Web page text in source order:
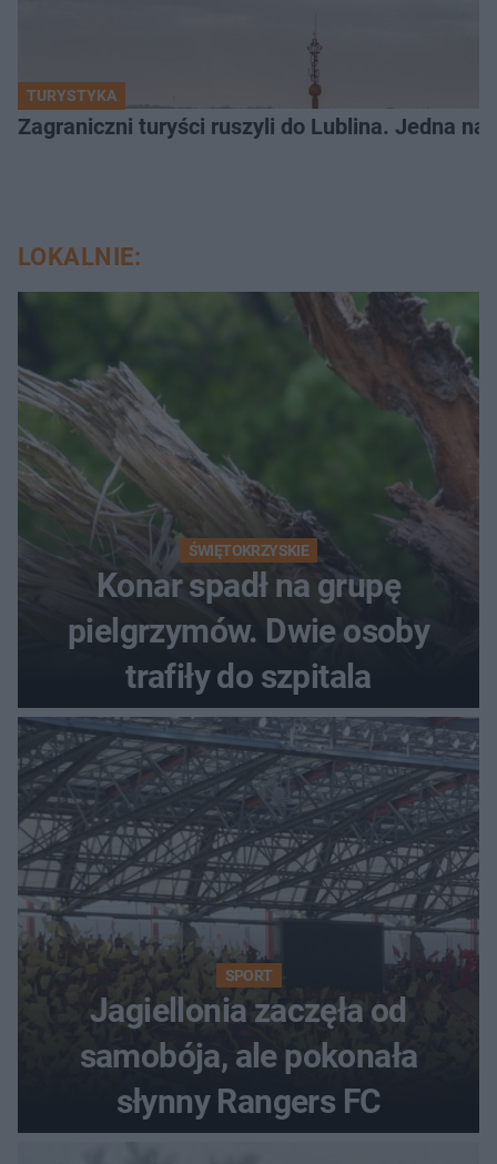
TURYSTYKA
Zagraniczni turyści ruszyli do Lublina. Jedna
LOKALNIE:
ŚWIĘTOKRZYSKIE
Konar spadł na grupę
pielgrzymów. Dwie osoby
trafiły do szpitala
SPORT
Jagiellonia zaczęła od
samobója, ale pokonała
słynny Rangers FC